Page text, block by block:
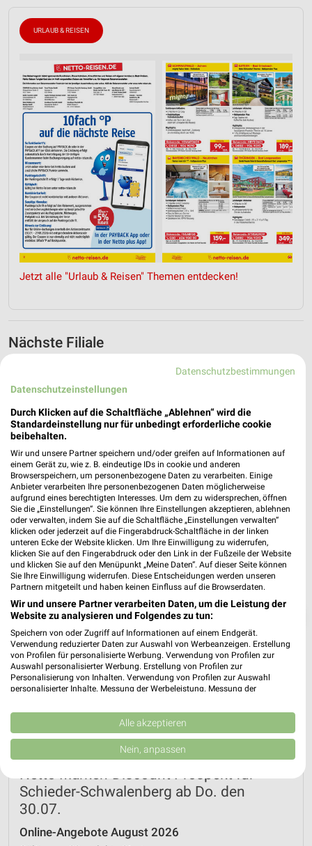
URLAUB & REISEN
Jetzt alle "Urlaub & Reisen" Themen entdecken!
Nächste Filiale
Netto Marken-Discount Schieder-Schwalenberg
Detmolder Str. 2
Heute 07:00 - 21:00 Uhr | Geschlossen
Netto Marken-Discount Prospekt für
Schieder-Schwalenberg ab Do. den
30.07.
Online-Angebote August 2026
Datenschutzbestimmungen
Datenschutzeinstellungen
Durch Klicken auf die Schaltfläche „Ablehnen“ wird die
Standardeinstellung nur für unbedingt erforderliche cookie
beibehalten.
Wir und unsere Partner speichern und/oder greifen auf Informationen auf
einem Gerät zu, wie z. B. eindeutige IDs in cookie und anderen
Browserspeichern, um personenbezogene Daten zu verarbeiten. Einige
Anbieter verarbeiten Ihre personenbezogenen Daten möglicherweise
aufgrund eines berechtigten Interesses. Um dem zu widersprechen, öffnen
Sie die „Einstellungen“. Sie können Ihre Einstellungen akzeptieren, ablehnen
oder verwalten, indem Sie auf die Schaltfläche „Einstellungen verwalten“
klicken oder jederzeit auf die Fingerabdruck-Schaltfläche in der linken
unteren Ecke der Website klicken. Um Ihre Einwilligung zu widerrufen,
klicken Sie auf den Fingerabdruck oder den Link in der Fußzeile der Website
und klicken Sie auf den Menüpunkt „Meine Daten“. Auf dieser Seite können
Sie Ihre Einwilligung widerrufen. Diese Entscheidungen werden unseren
Partnern mitgeteilt und haben keinen Einfluss auf die Browserdaten.
Wir und unsere Partner verarbeiten Daten, um die Leistung der
Website zu analysieren und Folgendes zu tun:
Speichern von oder Zugriff auf Informationen auf einem Endgerät.
Verwendung reduzierter Daten zur Auswahl von Werbeanzeigen. Erstellung
von Profilen für personalisierte Werbung. Verwendung von Profilen zur
Auswahl personalisierter Werbung. Erstellung von Profilen zur
Personalisierung von Inhalten. Verwendung von Profilen zur Auswahl
personalisierter Inhalte. Messung der Werbeleistung. Messung der
Kombinationen von Daten aus verschiedenen Quellen. Entwicklung und
Verbesserung der Angebote. Verwendung reduzierter Daten zur Auswahl
von Inhalten.
Daten können außerhalb der Europäischen Union weitergegeben und in die
USA gesendet werden.
Website/App.
Partnerliste anzeigen (1 IAB-Anbieter)
IAB-Verarbeitungszwecke:
Alle akzeptieren
Nein, anpassen